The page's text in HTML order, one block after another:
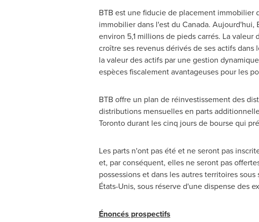
BTB est une fiducie de placement immobilier
immobilier dans l'est du Canada. Aujourd'hui,
environ 5,1 millions de pieds carrés. La
croître ses revenus dérivés de ses actifs
la valeur des actifs par une gestion
espèces fiscalement avantageuses pour les
BTB offre un plan de réinvestissement des
distributions mensuelles en parts
Torontodurant les cinq jours de bourse qui
Les parts n'ont pas été et ne seront pas
et, par conséquent, elles ne seront pas
possessions et dans les autres territoires
États-Unis, sous réserve d'une dispense des
Énoncés prospectifs